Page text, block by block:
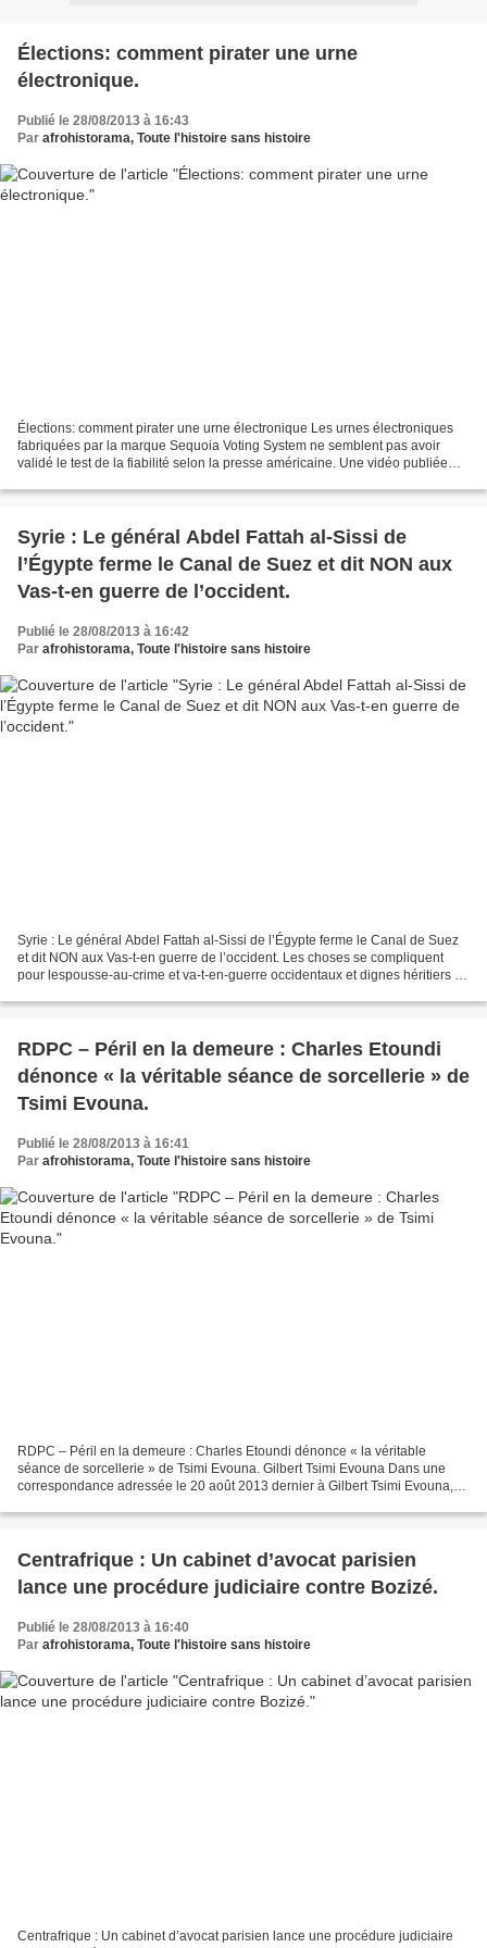
Élections: comment pirater une urne
électronique.
Publié le 28/08/2013 à 16:43
Par afrohistorama, Toute l'histoire sans histoire
Élections: comment pirater une urne électronique Les urnes électroniques
fabriquées par la marque Sequoia Voting System ne semblent pas avoir
validé le test de la fiabilité selon la presse américaine. Une vidéo publiée
Syrie : Le général Abdel Fattah al-Sissi de
l’Égypte ferme le Canal de Suez et dit NON aux
Vas-t-en guerre de l’occident.
Publié le 28/08/2013 à 16:42
Par afrohistorama, Toute l'histoire sans histoire
Syrie : Le général Abdel Fattah al-Sissi de l’Égypte ferme le Canal de Suez
et dit NON aux Vas-t-en guerre de l’occident. Les choses se compliquent
pour lespousse-au-crime et va-t-en-guerre occidentaux et dignes héritiers du
RDPC – Péril en la demeure : Charles Etoundi
dénonce « la véritable séance de sorcellerie » de
Tsimi Evouna.
Publié le 28/08/2013 à 16:41
Par afrohistorama, Toute l'histoire sans histoire
RDPC – Péril en la demeure : Charles Etoundi dénonce « la véritable
séance de sorcellerie » de Tsimi Evouna. Gilbert Tsimi Evouna Dans une
correspondance adressée le 20 août 2013 dernier à Gilbert Tsimi Evouna,
Centrafrique : Un cabinet d’avocat parisien
lance une procédure judiciaire contre Bozizé.
Publié le 28/08/2013 à 16:40
Par afrohistorama, Toute l'histoire sans histoire
Centrafrique : Un cabinet d’avocat parisien lance une procédure judiciaire